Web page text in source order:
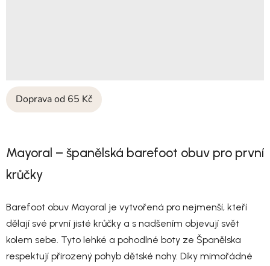
Doprava od 65 Kč
Mayoral – španělská barefoot obuv pro první
krůčky
Barefoot obuv Mayoral je vytvořená pro nejmenší, kteří
dělají své první jisté krůčky a s nadšením objevují svět
kolem sebe. Tyto lehké a pohodlné boty ze Španělska
respektují přirozený pohyb dětské nohy. Díky mimořádné